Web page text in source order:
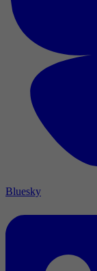
Bluesky